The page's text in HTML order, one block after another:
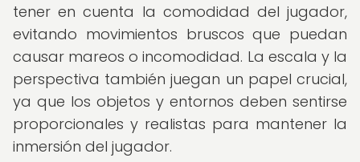
tener en cuenta la comodidad del jugador,
evitando movimientos bruscos que puedan
causar mareos o incomodidad. La escala y la
perspectiva también juegan un papel crucial,
ya que los objetos y entornos deben sentirse
proporcionales y realistas para mantener la
inmersión del jugador.